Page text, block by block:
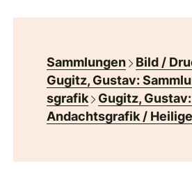
Sammlungen
Bild /
Gugitz, Gustav:
sgrafik
Gugitz,
Andachtsgrafik / Heilige